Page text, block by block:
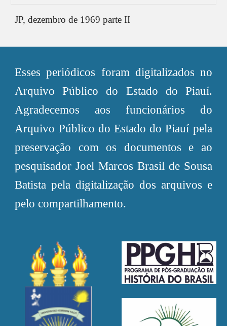
JP,dezembro de 1969 parte II
Esses periódicos foram digitalizados no
Arquivo Público do Estado do Piauí.
Agradecemos aos funcionários do
Arquivo Público do Estado do Piauí pela
preservação com os documentos e ao
pesquisador Joel Marcos Brasil de Sousa
Batista pela digitalização dos arquivos e
pelo compartilhamento.